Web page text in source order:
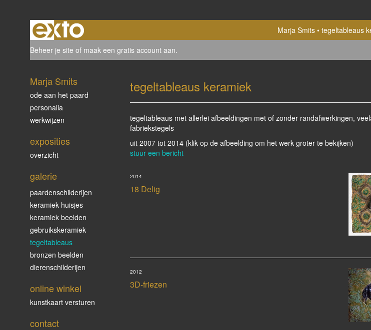
Marja Smits
tegeltableaus
Beheer je site of maak een gratis account aan.
tegeltableaus keramiek
tegeltableaus met allerlei afbeeldingen met of zonder randafwerkingen,
fabriekstegels
uit 2007 tot 2014 (klik op de afbeelding om het werk groter te bekijken)
stuur een bericht
18 Delig
2014
3D-friezen
2012
Marja Smits
ode aan het paard
personalia
werkwijzen
exposities
overzicht
galerie
paardenschilderijen
keramiek huisjes
keramiek beelden
gebruikskeramiek
tegeltableaus
bronzen beelden
dierenschilderijen
online winkel
kunstkaart versturen
contact